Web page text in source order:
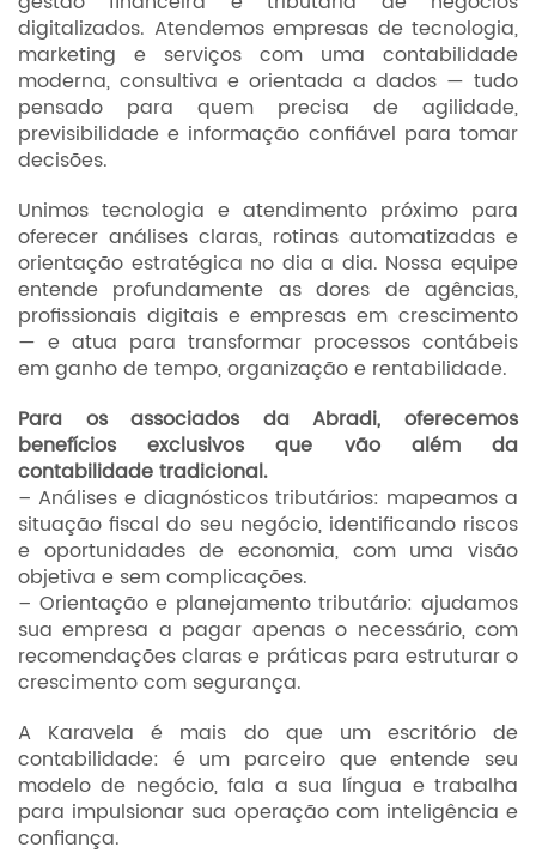
digitalizados. Atendemos empresas de tecnologia,
marketing e serviços com uma contabilidade
moderna, consultiva e orientada a dados — tudo
pensado para quem precisa de agilidade,
previsibilidade e informação confiável para tomar
decisões.
Unimos tecnologia e atendimento próximo para
oferecer análises claras, rotinas automatizadas e
orientação estratégica no dia a dia. Nossa equipe
entende profundamente as dores de agências,
profissionais digitais e empresas em crescimento
— e atua para transformar processos contábeis
em ganho de tempo, organização e rentabilidade.
Para os associados da Abradi, oferecemos
benefícios exclusivos que vão além da
contabilidade tradicional.
– Análises e diagnósticos tributários: mapeamos a
situação fiscal do seu negócio, identificando riscos
e oportunidades de economia, com uma visão
objetiva e sem complicações.
– Orientação e planejamento tributário: ajudamos
sua empresa a pagar apenas o necessário, com
recomendações claras e práticas para estruturar o
crescimento com segurança.
A Karavela é mais do que um escritório de
contabilidade: é um parceiro que entende seu
modelo de negócio, fala a sua língua e trabalha
para impulsionar sua operação com inteligência e
confiança.